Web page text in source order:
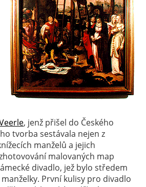
, jenž přišel do Českého
tvorba sestávala nejen z
manželů a jejich
malovaných map
divadlo, jež bylo středem
První kulisy pro divadlo